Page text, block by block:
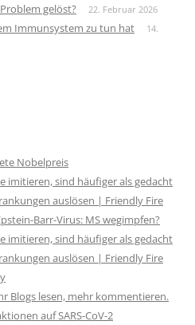
gelöst? 22. Februar 2026
Immunsystem zu tun hat
14.
Nobelpreis
imitieren, sind häufiger als gedacht
auslösen | Friendly Fire
Barr-Virus: MS wegimpfen?
imitieren, sind häufiger als gedacht
auslösen | Friendly Fire
Blogs lesen, mehr kommentieren.
auf SARS-CoV-2